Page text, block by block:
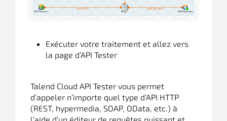
Exécuter votre traitement et allez vers
la page d’API Tester
Talend Cloud API Tester vous permet
d’appeler n’importe quel type d’API HTTP
(REST, hypermedia, SOAP, OData, etc.) à
l’aide d’un éditeur de requêtes puissant et